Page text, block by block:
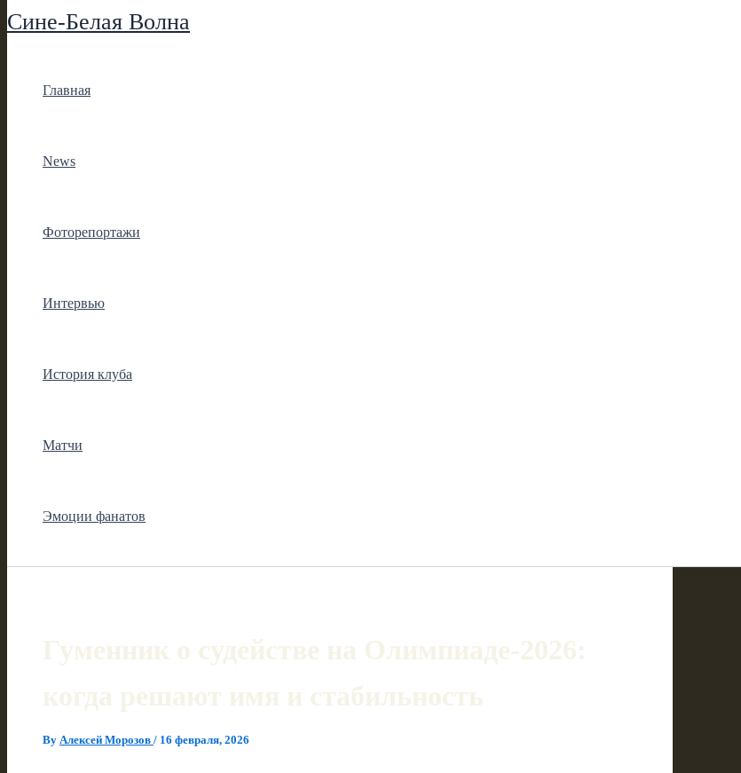
Сине-Белая Волна
Главная
News
Фоторепортажи
Интервью
История клуба
Матчи
Эмоции фанатов
Гуменник о судействе на Олимпиаде‑2026:
когда решают имя и стабильность
By Алексей Морозов / 16 февраля, 2026